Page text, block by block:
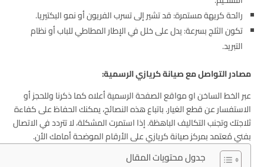
رائحة كريهة مستمرة: قد تشير إلى تسرب الفريون أو نمو البكتيريا.
تكون الثلج بسرعة: يدل على خلل في الإطار المطاطي للباب أو نظام
التبريد.
مصادر التواصل مع صيانة كريازي الرسمية:
عبر الخط الساخن او مواقع الصفحة الرسمية أعلاه كما ذكرنا وللحجز أو
الاستفسار عن قطع الغيار. باتباع هذه النصائح، يمكنك الحفاظ على كفاءة
ثلاجتك وتجنب التكاليف الباهظة. إذا استمرت المشكلة، لا تتردد في الاتصال
بفني مُعتمد بمركز صيانة كريازي على الأرقام الموضحة أمامك الأن.
جدول محتويات المقال